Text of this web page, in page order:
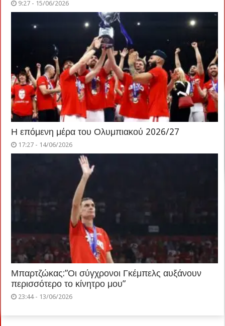
9:27 - 15/06/2026
Η επόμενη μέρα του Ολυμπιακού 2026/27
17:27 - 14/06/2026
Μπαρτζώκας:”Οι σύγχρονοι Γκέμπελς αυξάνουν
περισσότερο το κίνητρο μου”
23:44 - 13/06/2026